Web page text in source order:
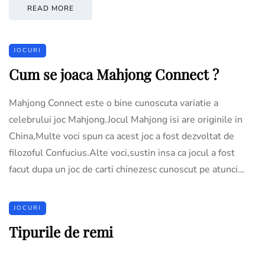
READ MORE
JOCURI
Cum se joaca Mahjong Connect ?
Mahjong Connect este o bine cunoscuta variatie a
celebrului joc Mahjong.Jocul Mahjong isi are originile in
China,Multe voci spun ca acest joc a fost dezvoltat de
filozoful Confucius.Alte voci,sustin insa ca jocul a fost
facut dupa un joc de carti chinezesc cunoscut pe atunci…
JOCURI
Tipurile de remi